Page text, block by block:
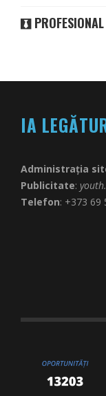
PROFESIONAL
IA
Administrația
Publicitate:
Telefon: +373 69